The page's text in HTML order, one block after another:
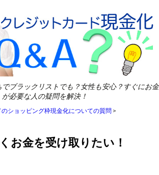
ブラックリストでも？女性も安心？すぐにお金
が必要な人の疑問を解決！
ショッピング枠現金化についての質問 >
お金を受け取りたい！